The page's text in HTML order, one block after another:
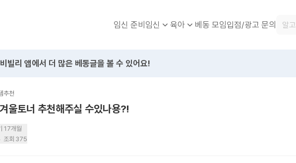
임신 준비임신 육아 베동 모임입점/광고 문의
빌리 앱에서 더 많은 베동글을 볼 수 있어요!
추천
울토너 추천해주실 수있나용?!
17개월
조회 375